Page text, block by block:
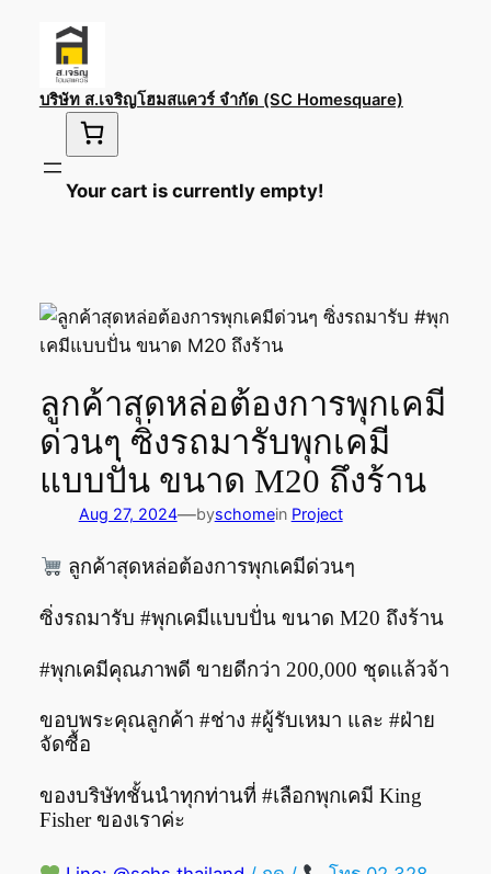
content
บริษัท ส.เจริญโฮมสแควร์ จำกัด (SC Homesquare)
Your cart is currently empty!
ลูกค้าสุดหล่อต้องการพุกเคมี
ด่วนๆ ซิ่งรถมารับพุกเคมี
แบบปั่น ขนาด M20 ถึงร้าน
Aug 27, 2024—byschomein Project
ลูกค้าสุดหล่อต้องการพุกเคมีด่วนๆ
ซิ่งรถมารับ #พุกเคมีแบบปั่น ขนาด M20 ถึงร้าน
#พุกเคมีคุณภาพดี ขายดีกว่า 200,000 ชุดแล้วจ้า
ขอบพระคุณลูกค้า #ช่าง #ผู้รับเหมา และ #ฝ่าย
จัดซื้อ
ของบริษัทชั้นนำทุกท่านที่ #เลือกพุกเคมี King
Fisher ของเราค่ะ